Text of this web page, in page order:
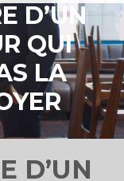
D’UN
QUI
LA
SON
D’UN